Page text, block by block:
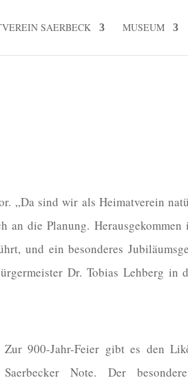
SAERBECK MUSEUM
„Da sind wir als Heimatverein
die Planung. Herausgekommen
und ein besonderes
Dr. Tobias Lehberg in
Zur 900-Jahr-Feier gibt es den
Saerbecker Note. Der